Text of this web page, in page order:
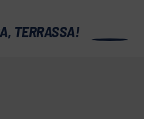
TERRASSA!